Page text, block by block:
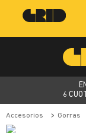
6
accesorios gorras